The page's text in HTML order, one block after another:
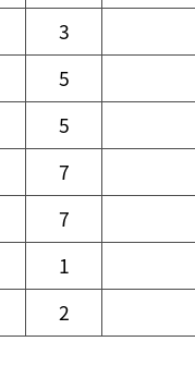
3
5
5
7
7
1
2